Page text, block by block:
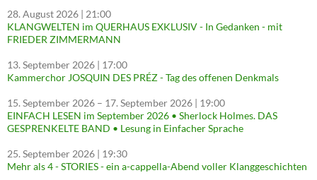
28. August 2026 | 21:00
KLANGWELTEN im QUERHAUS EXKLUSIV - In Gedanken - mit
FRIEDER ZIMMERMANN
13. September 2026 | 17:00
Kammerchor JOSQUIN DES PRÉZ - Tag des offenen Denkmals
15. September 2026 – 17. September 2026 | 19:00
EINFACH LESEN im September 2026 • Sherlock Holmes. DAS
GESPRENKELTE BAND • Lesung in Einfacher Sprache
25. September 2026 | 19:30
Mehr als 4 - STORIES - ein a-cappella-Abend voller Klanggeschichten